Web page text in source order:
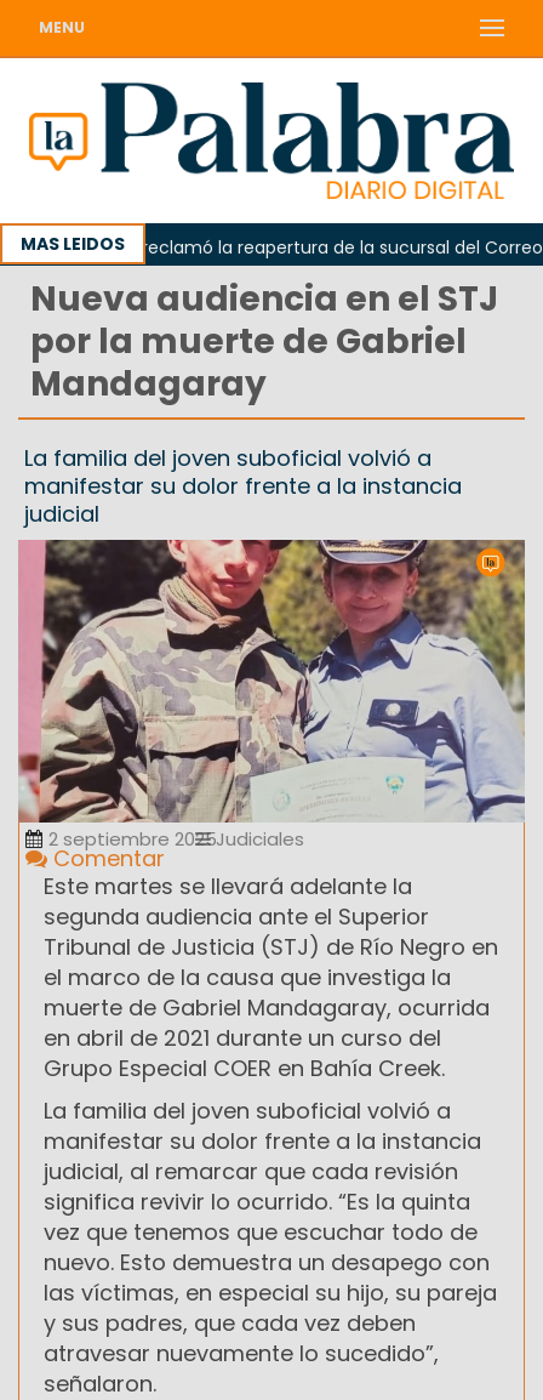
MENU
MAS LEIDOS
Odarda reclamó la reapertura de la sucursal del Correo
Nueva audiencia en el STJ
por la muerte de Gabriel
Mandagaray
La familia del joven suboficial volvió a
manifestar su dolor frente a la instancia
judicial
2 septiembre 2025Judiciales
Comentar
Este martes se llevará adelante la
segunda audiencia ante el Superior
Tribunal de Justicia (STJ) de Río Negro en
el marco de la causa que investiga la
muerte de Gabriel Mandagaray, ocurrida
en abril de 2021 durante un curso del
Grupo Especial COER en Bahía Creek.
La familia del joven suboficial volvió a
manifestar su dolor frente a la instancia
judicial, al remarcar que cada revisión
significa revivir lo ocurrido. “Es la quinta
vez que tenemos que escuchar todo de
nuevo. Esto demuestra un desapego con
las víctimas, en especial su hijo, su pareja
y sus padres, que cada vez deben
atravesar nuevamente lo sucedido”,
señalaron.